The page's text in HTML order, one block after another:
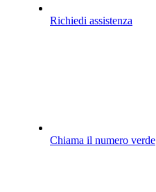
Richiedi assistenza
Chiama il numero verde